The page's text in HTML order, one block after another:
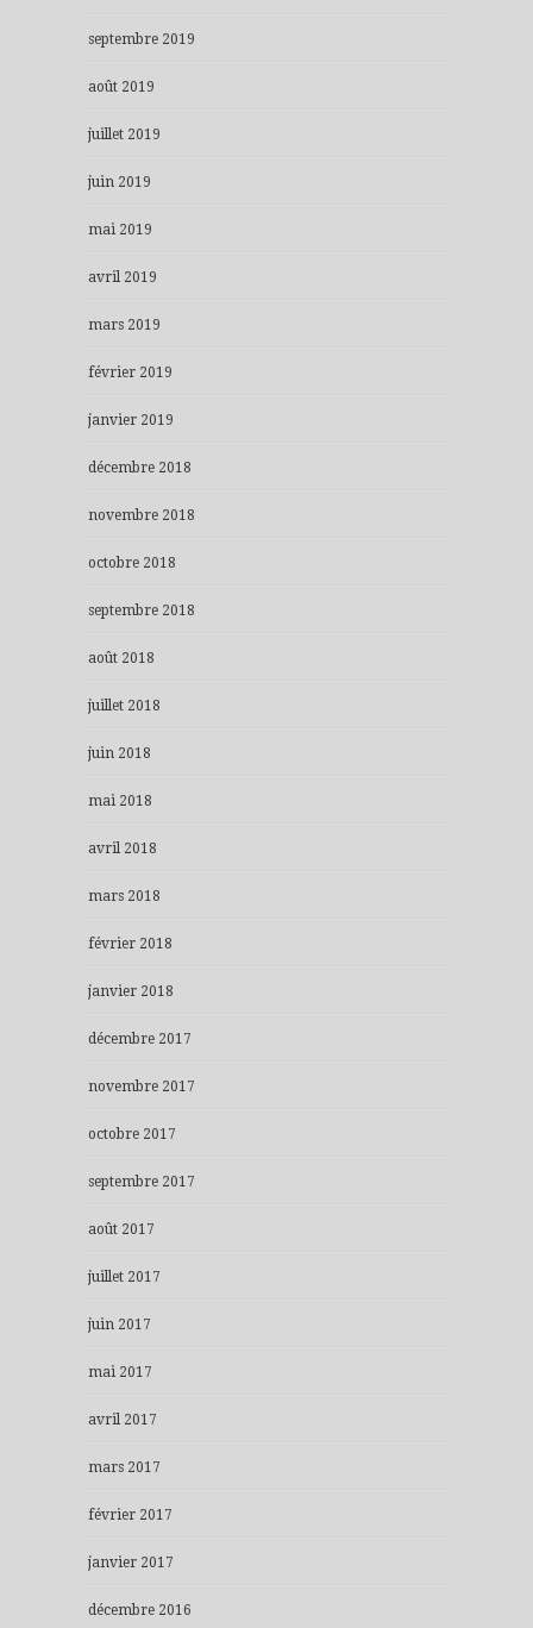
septembre 2019
août 2019
juillet 2019
juin 2019
mai 2019
avril 2019
mars 2019
février 2019
janvier 2019
décembre 2018
novembre 2018
octobre 2018
septembre 2018
août 2018
juillet 2018
juin 2018
mai 2018
avril 2018
mars 2018
février 2018
janvier 2018
décembre 2017
novembre 2017
octobre 2017
septembre 2017
août 2017
juillet 2017
juin 2017
mai 2017
avril 2017
mars 2017
février 2017
janvier 2017
décembre 2016